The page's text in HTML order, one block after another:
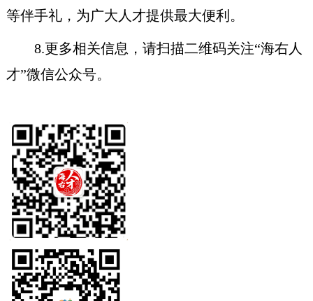
等伴手礼，为广大人才提供最大便利。
8.更多相关信息，请扫描二维码关注“海右人
才”微信公众号。